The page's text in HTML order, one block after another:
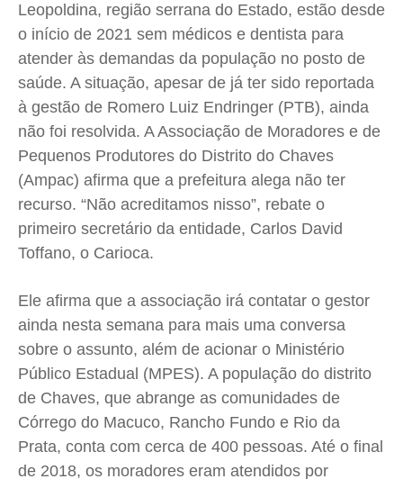
Economia
Cultura
Caetano Roque
Gustavo Bastos
Jr Mignone (in memorian)
Wanda Sily
Quem Somos
Expediente
Contato
Anuncie
Termos de Uso
Economia
Cultura
Caetano Roque
Gustavo Bastos
Jr Mignone (in memorian)
Wanda Sily
Quem Somos
Expediente
Contato
Anuncie
Termos de Uso
Economia
Cultura
Caetano Roque
Gustavo Bastos
Jr Mignone (in memorian)
Wanda Sily
Quem Somos
Expediente
Contato
Anuncie
Termos de Uso
Economia
Cultura
Caetano Roque
Gustavo Bastos
Jr Mignone (in memorian)
Wanda Sily
Quem Somos
Expediente
Contato
Anuncie
Termos de Uso
Leopoldina, região serrana do Estado, estão desde
o início de 2021 sem médicos e dentista para
atender às demandas da população no posto de
saúde. A situação, apesar de já ter sido reportada
à gestão de Romero Luiz Endringer (PTB), ainda
não foi resolvida. A Associação de Moradores e de
Pequenos Produtores do Distrito do Chaves
(Ampac) afirma que a prefeitura alega não ter
recurso. “Não acreditamos nisso”, rebate o
primeiro secretário da entidade, Carlos David
Toffano, o Carioca.
Ele afirma que a associação irá contatar o gestor
ainda nesta semana para mais uma conversa
sobre o assunto, além de acionar o Ministério
Público Estadual (MPES). A população do distrito
de Chaves, que abrange as comunidades de
Córrego do Macuco, Rancho Fundo e Rio da
Prata, conta com cerca de 400 pessoas. Até o final
de 2018, os moradores eram atendidos por